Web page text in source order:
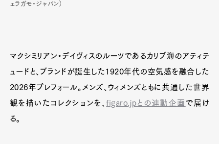
ェラガモ・ジャパン）
マクシミリアン・デイヴィスのルーツであるカリブ海のアティテ
ュードと、ブランドが誕生した1920年代の空気感を融合した
2026年プレフォール。メンズ、ウィメンズともに共通した世界
観を描いたコレクションを、figaro.jpとの連動企画 で届け
る。